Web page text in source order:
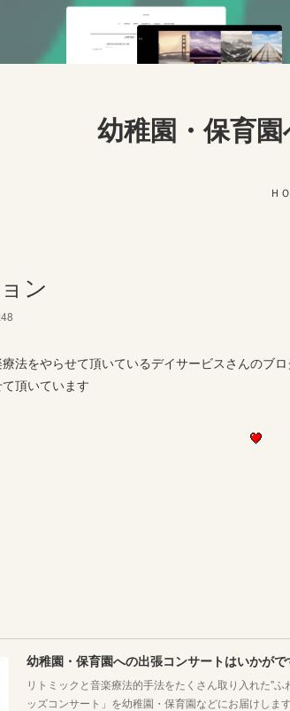
幼稚園・保育
Ｈ
ン
法をやらせて頂いているデイサービスさんのブロ
頂いています
幼稚園・保育園への出張コンサートはいかが
リトミックと音楽療法的手法をたくさん取り入れた"
ッズコンサート」を幼稚園・保育園などにお届けし